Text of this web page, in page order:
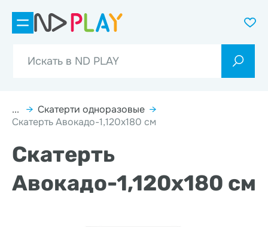
... → Скатерти одноразовые →
Скатерть Авокадо-1,120х180 см
Скатерть
Авокадо-1,120х180 см